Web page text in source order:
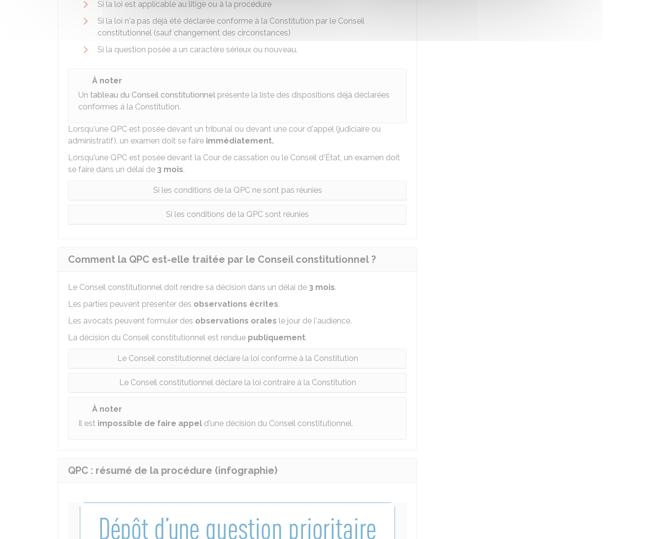
Si la loi est applicable au litige ou à la procédure
Si la loi n'a pas déjà été déclarée conforme à la Constitution par le Conseil
constitutionnel (sauf changement des circonstances)
Si la question posée a un caractère sérieux ou nouveau.
À noter
Un tableau du Conseil constitutionnel présente la liste des dispositions déjà déclarées
conformes à la Constitution.
Lorsqu'une QPC est posée devant un tribunal ou devant une cour d'appel (judiciaire ou
administratif), un examen doit se faire immédiatement.
Lorsqu'une QPC est posée devant la Cour de cassation ou le Conseil d'État, un examen doit
se faire dans un délai de 3 mois.
Si les conditions de la QPC ne sont pas réunies
Si les conditions de la QPC sont réunies
Comment la QPC est-elle traitée par le Conseil constitutionnel ?
Le Conseil constitutionnel doit rendre sa décision dans un délai de 3 mois.
Les parties peuvent présenter des observations écrites.
Les avocats peuvent formuler des observations orales le jour de l'audience.
La décision du Conseil constitutionnel est rendue publiquement.
Le Conseil constitutionnel déclare la loi conforme à la Constitution
Le Conseil constitutionnel déclare la loi contraire à la Constitution
À noter
Il est impossible de faire appel d'une décision du Conseil constitutionnel.
QPC : résumé de la procédure (infographie)